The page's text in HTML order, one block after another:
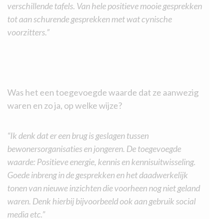
verschillende tafels. Van hele positieve mooie gesprekken
tot aan schurende gesprekken met wat cynische
voorzitters.”
Was het een toegevoegde waarde dat ze aanwezig
waren en zo ja, op welke wijze?
“Ik denk dat er een brug is geslagen tussen
bewonersorganisaties en jongeren. De toegevoegde
waarde: Positieve energie, kennis en kennisuitwisseling.
Goede inbreng in de gesprekken en het daadwerkelijk
tonen van nieuwe inzichten die voorheen nog niet geland
waren. Denk hierbij bijvoorbeeld ook aan gebruik social
media etc.”